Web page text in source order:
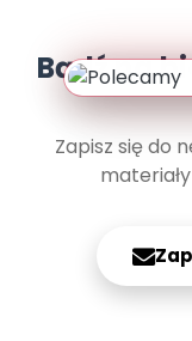
Bądź na
Zapisz się do